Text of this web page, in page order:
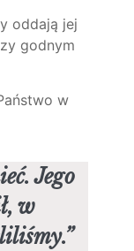
oddają jej
godnym
w
Jego
w